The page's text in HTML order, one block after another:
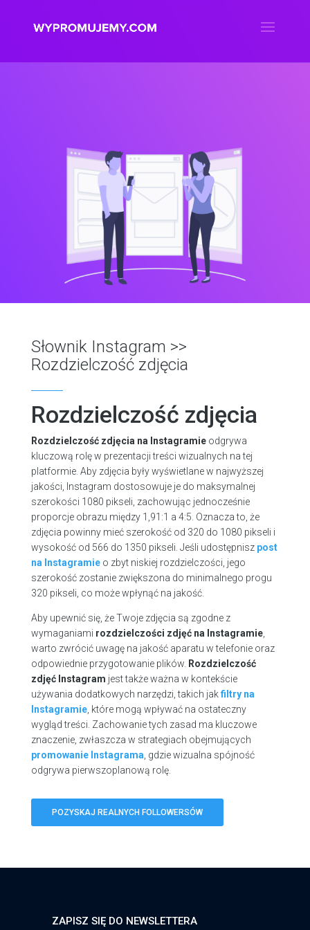
Słownik Instagram >>
Rozdzielczość zdjęcia
Rozdzielczość zdjęcia
Rozdzielczość zdjęcia na Instagramieodgrywa
kluczową rolę w prezentacji treści wizualnych na tej
platformie. Aby zdjęcia były wyświetlane w najwyższej
jakości, Instagram dostosowuje je do maksymalnej
szerokości 1080 pikseli, zachowując jednocześnie
proporcje obrazu między 1,91:1 a 4:5. Oznacza to, że
zdjęcia powinny mieć szerokość od 320 do 1080 pikseli i
wysokość od 566 do 1350 pikseli. Jeśli udostępnisz post
na Instagramieo zbyt niskiej rozdzielczości, jego
szerokość zostanie zwiększona do minimalnego progu
320 pikseli, co może wpłynąć na jakość.
Aby upewnić się, że Twoje zdjęcia są zgodne z
wymaganiami rozdzielczości zdjęć na Instagramie,
warto zwrócić uwagę na jakość aparatu w telefonie oraz
odpowiednie przygotowanie plików. Rozdzielczość
zdjęć Instagram jest także ważna w kontekście
używania dodatkowych narzędzi, takich jakfiltry na
Instagramie, które mogą wpływać na ostateczny
wygląd treści. Zachowanie tych zasad ma kluczowe
znaczenie, zwłaszcza w strategiach obejmujących
promowanie Instagrama, gdzie wizualna spójność
odgrywa pierwszoplanową rolę.
POZYSKAJ REALNYCH FOLLOWERSÓW
ZAPISZ SIĘ DO NEWSLETTERA